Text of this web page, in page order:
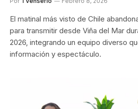
El matinal más visto de Chile
para transmitir desde Viña del Mar
2026, integrando un equipo diverso
información y espectáculo.